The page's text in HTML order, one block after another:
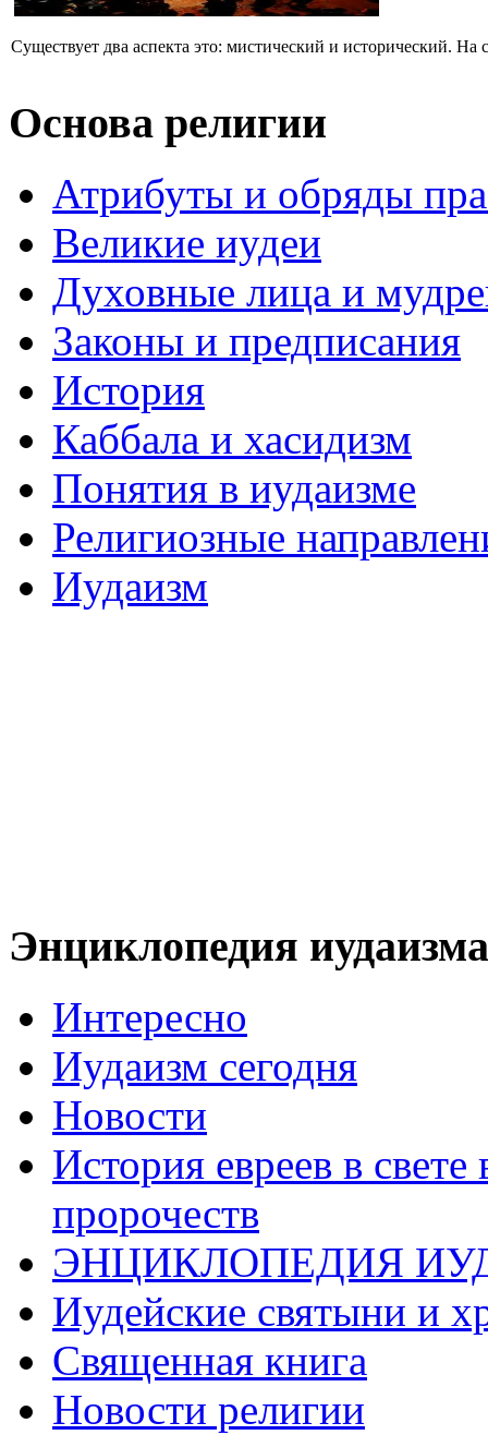
Существует два аспекта это: мистический и исторический. На
Основа религии
Атрибуты и обряды
Великие иудеи
Духовные лица и
Законы и предписания
История
Каббала и хасидизм
Понятия в иудаизме
Религиозные
Иудаизм
Энциклопедия иудаизма
Интересно
Иудаизм сегодня
Новости
История евреев в
пророчеств
ЭНЦИКЛОПЕДИЯ
Иудейские святыни и
Священная книга
Новости религии